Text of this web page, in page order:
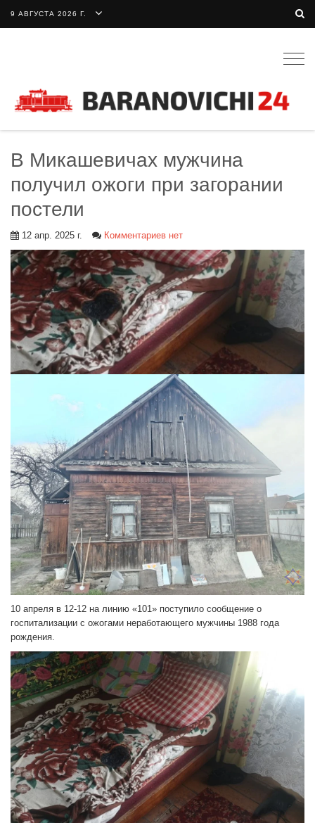
9 АВГУСТА 2026 Г.
В Микашевичах мужчина
получил ожоги при загорании
постели
12 апр. 2025 г. Комментариев нет
10 апреля в 12-12 на линию «101» поступило сообщение о
госпитализации с ожогами неработающего мужчины 1988 года
рождения.